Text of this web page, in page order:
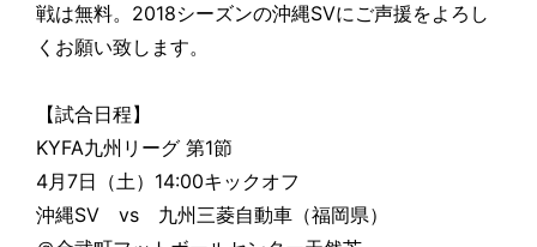
戦は無料。2018シーズンの沖縄SVにご声援をよろし
くお願い致します。
【試合日程】
KYFA九州リーグ 第1節
4月7日（土）14:00キックオフ
沖縄SV vs 九州三菱自動車（福岡県）